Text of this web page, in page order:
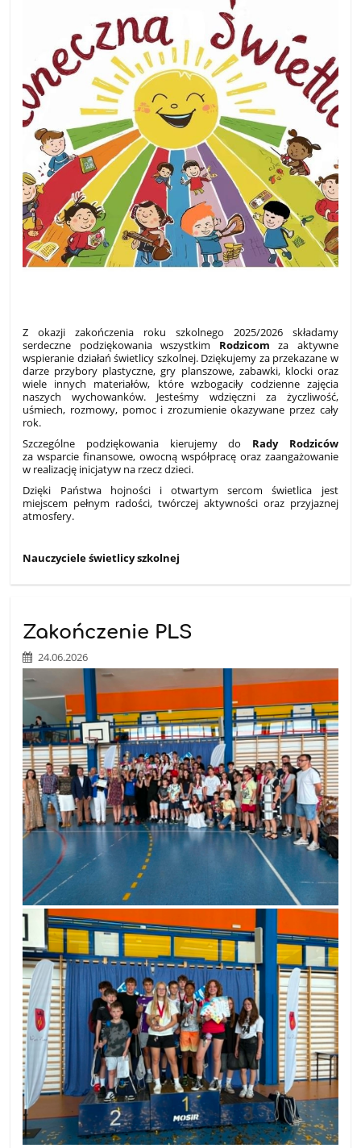
Z okazji zakończenia roku szkolnego 2025/2026 składamy
serdeczne podziękowania wszystkim Rodzicomza aktywne
wspieranie działań świetlicy szkolnej. Dziękujemy za przekazane w
darze przybory plastyczne, gry planszowe, zabawki, klocki oraz
wiele innych materiałów, które wzbogaciły codzienne zajęcia
naszych wychowanków. Jesteśmy wdzięczni za życzliwość,
uśmiech, rozmowy, pomoc i zrozumienie okazywane przez cały
rok.
Szczególne podziękowania kierujemy do Rady Rodziców
za wsparcie finansowe, owocną współpracę oraz zaangażowanie
w realizację inicjatyw na rzecz dzieci.
Dzięki Państwa hojności i otwartym sercom świetlica jest
miejscem pełnym radości, twórczej aktywności oraz przyjaznej
atmosfery.
Nauczyciele świetlicy szkolnej
Zakończenie PLS
24.06.2026